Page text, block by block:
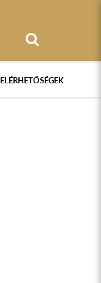
ELÉRHETŐSÉGEK